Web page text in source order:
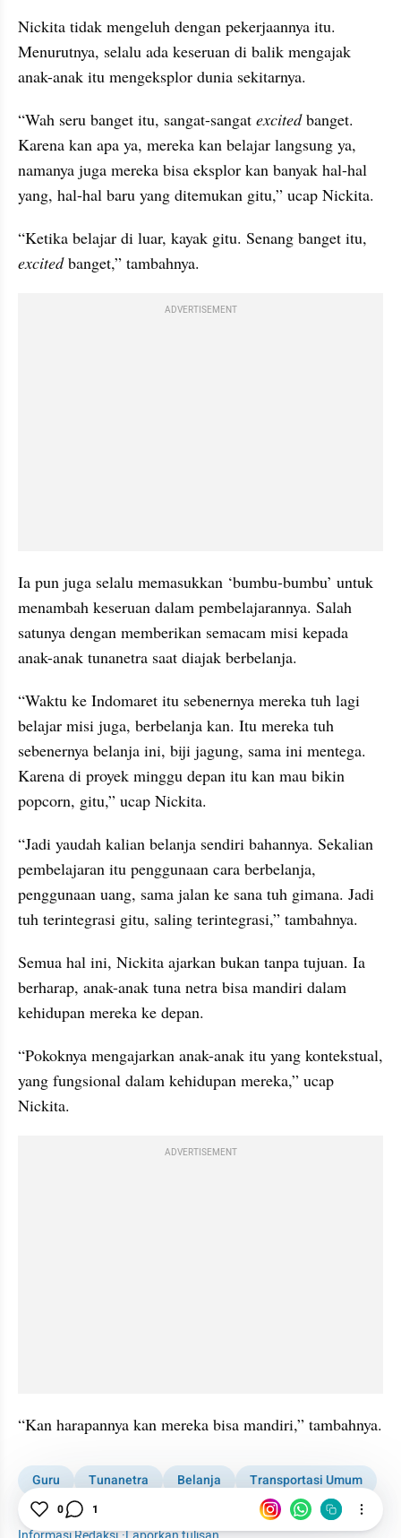
Nickita tidak mengeluh dengan pekerjaannya itu.
Menurutnya, selalu ada keseruan di balik mengajak
anak-anak itu mengeksplor dunia sekitarnya.
“Wah seru banget itu, sangat-sangat excited banget.
Karena kan apa ya, mereka kan belajar langsung ya,
namanya juga mereka bisa eksplor kan banyak hal-hal
yang, hal-hal baru yang ditemukan gitu,” ucap Nickita.
excited banget,” tambahnya.
ADVERTISEMENT
Ia pun juga selalu memasukkan ‘bumbu-bumbu’ untuk
menambah keseruan dalam pembelajarannya. Salah
satunya dengan memberikan semacam misi kepada
anak-anak tunanetra saat diajak berbelanja.
“Waktu ke Indomaret itu sebenernya mereka tuh lagi
belajar misi juga, berbelanja kan. Itu mereka tuh
sebenernya belanja ini, biji jagung, sama ini mentega.
Karena di proyek minggu depan itu kan mau bikin
popcorn, gitu,” ucap Nickita.
“Jadi yaudah kalian belanja sendiri bahannya. Sekalian
pembelajaran itu penggunaan cara berbelanja,
penggunaan uang, sama jalan ke sana tuh gimana. Jadi
tuh terintegrasi gitu, saling terintegrasi,” tambahnya.
Semua hal ini, Nickita ajarkan bukan tanpa tujuan. Ia
berharap, anak-anak tuna netra bisa mandiri dalam
kehidupan mereka ke depan.
“Pokoknya mengajarkan anak-anak itu yang kontekstual,
yang fungsional dalam kehidupan mereka,” ucap
Nickita.
ADVERTISEMENT
“Kan harapannya kan mereka bisa mandiri,” tambahnya.
Guru Tunanetra Belanja
Transportasi Umum
News
0 1